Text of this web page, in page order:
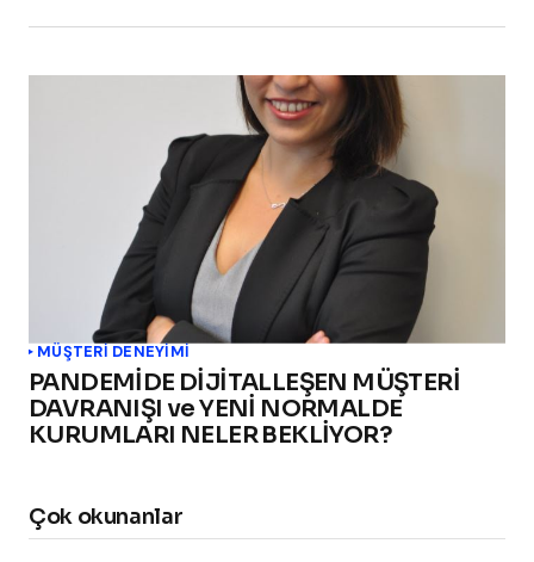
MÜŞTERI DENEYIMI
PANDEMİDE DİJİTALLEŞEN MÜŞTERİ
DAVRANIŞI ve YENİ NORMALDE
KURUMLARI NELER BEKLİYOR?
Çok okunanlar